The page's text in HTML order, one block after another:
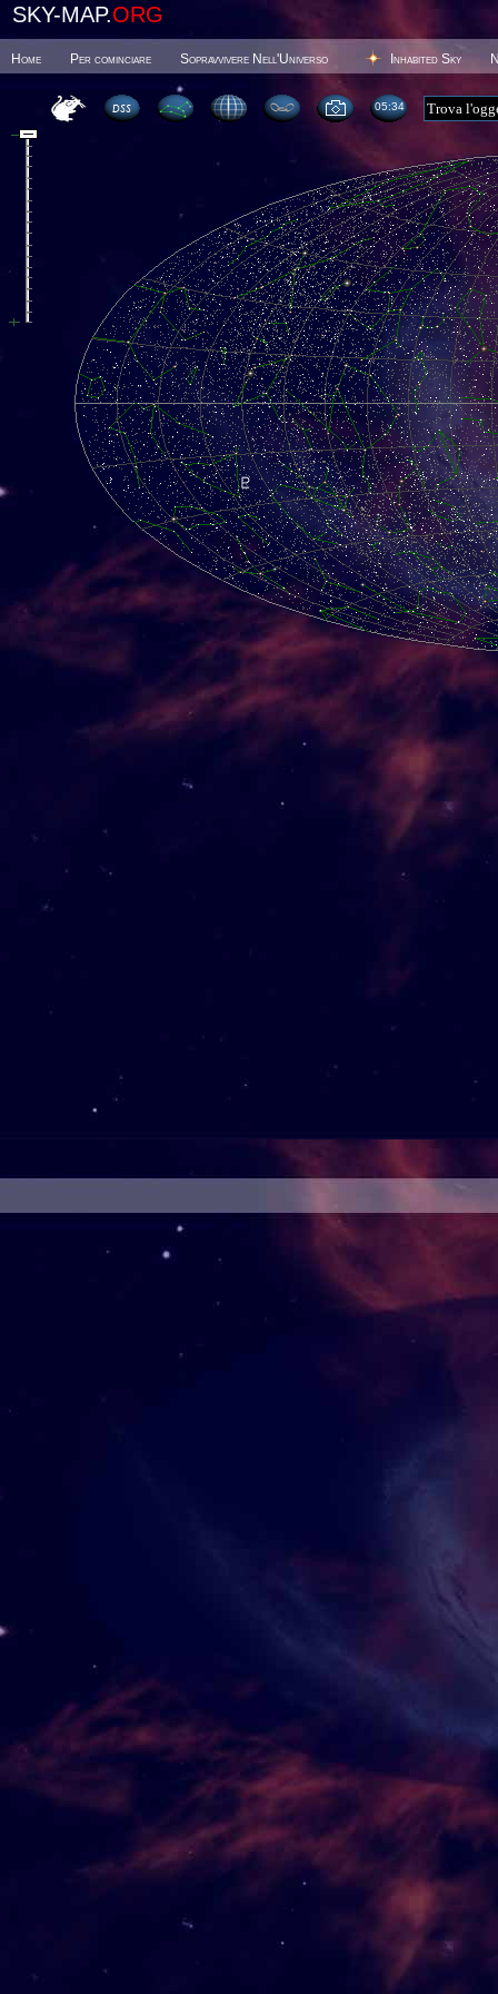
SKY-MAP.ORG
Home Per cominciare Sopravvivere Nell'Universo Inhabited Sky
05 34